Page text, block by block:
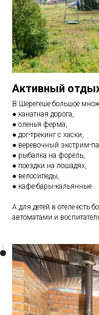
Активный
В Шерегеше большое
● канатная дорога,
● оленья ферма,
● дог-трекинг с хаски,
● веревочный экстрим-
● рыбалка на форель,
● поездки на лошадях,
● велосипеды,
● кафе-бары-кальянные
А для детей в отеле есть
автоматами и